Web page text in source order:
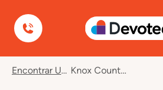
Devoted Health
Encontrar Un Plan Knox County, KY